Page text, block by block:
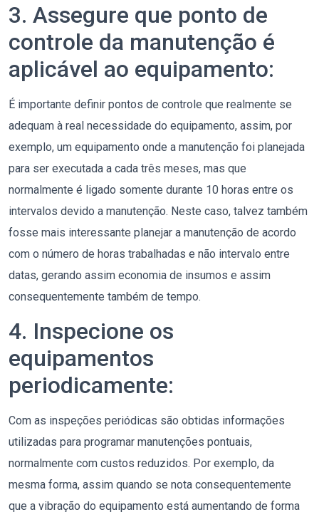
3. Assegure que ponto de
controle da manutenção é
aplicável ao equipamento:
É importante definir pontos de controle que realmente se
adequam à real necessidade do equipamento, assim, por
exemplo, um equipamento onde a manutenção foi planejada
para ser executada a cada três meses, mas que
normalmente é ligado somente durante 10 horas entre os
intervalos devido a manutenção. Neste caso, talvez também
fosse mais interessante planejar a manutenção de acordo
com o número de horas trabalhadas e não intervalo entre
datas, gerando assim economia de insumos e assim
consequentemente também de tempo.
4. Inspecione os
equipamentos
periodicamente:
Com as inspeções periódicas são obtidas informações
utilizadas para programar manutenções pontuais,
normalmente com custos reduzidos. Por exemplo, da
mesma forma, assim quando se nota consequentemente
que a vibração do equipamento está aumentando de forma